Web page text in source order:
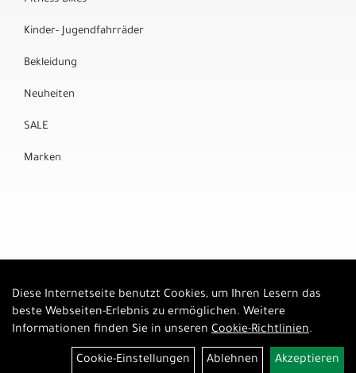
Kinder- Jugendfahrräder
Bekleidung
Neuheiten
SALE
Marken
Diese Internetseite benutzt Cookies, um Ihren Lesern das
beste Webseiten-Erlebnis zu ermöglichen. Weitere
Informationen finden Sie in unseren Cookie-Richtlinien.
Cookie-Einstellungen Ablehnen Akzeptieren
Auftrag widerrufen